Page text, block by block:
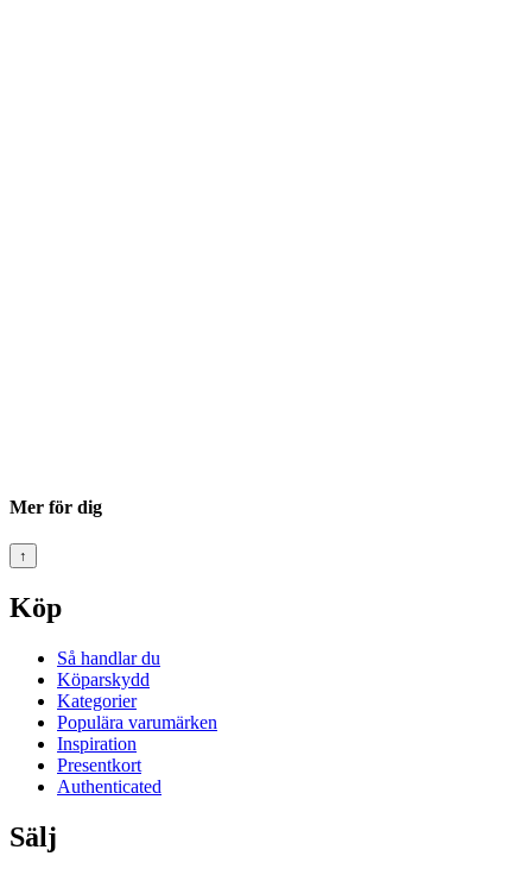
Mer för dig
↑
Köp
Så handlar du
Köparskydd
Kategorier
Populära varumärken
Inspiration
Presentkort
Authenticated
Sälj